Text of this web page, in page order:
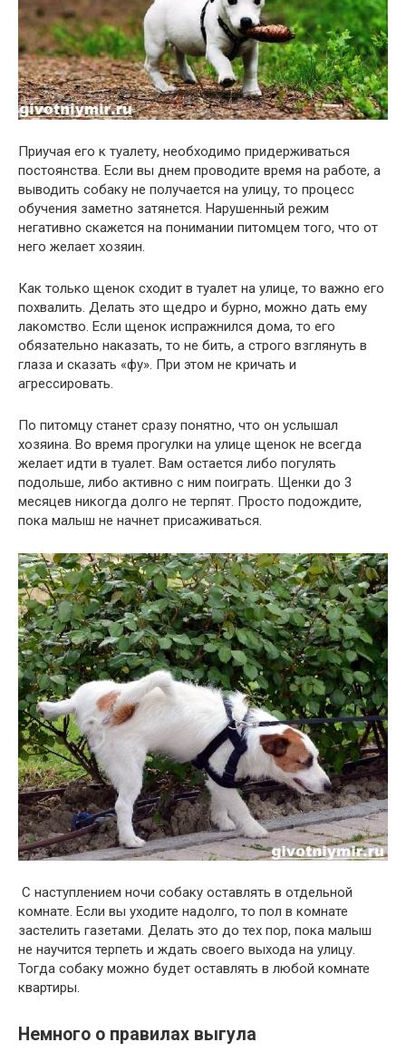
Приучая его к туалету, необходимо придерживаться
постоянства. Если вы днем проводите время на работе, а
выводить собаку не получается на улицу, то процесс
обучения заметно затянется. Нарушенный режим
негативно скажется на понимании питомцем того, что от
него желает хозяин.
Как только щенок сходит в туалет на улице, то важно его
похвалить. Делать это щедро и бурно, можно дать ему
лакомство. Если щенок испражнился дома, то его
обязательно наказать, то не бить, а строго взглянуть в
глаза и сказать «фу». При этом не кричать и
агрессировать.
По питомцу станет сразу понятно, что он услышал
хозяина. Во время прогулки на улице щенок не всегда
желает идти в туалет. Вам остается либо погулять
подольше, либо активно с ним поиграть. Щенки до 3
месяцев никогда долго не терпят. Просто подождите,
пока малыш не начнет присаживаться.
С наступлением ночи собаку оставлять в отдельной
комнате. Если вы уходите надолго, то пол в комнате
застелить газетами. Делать это до тех пор, пока малыш
не научится терпеть и ждать своего выхода на улицу.
Тогда собаку можно будет оставлять в любой комнате
квартиры.
Немного о правилах выгула